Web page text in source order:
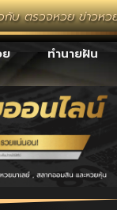
ตรวจหวย ข่าวหวย
ทำนายฝัน